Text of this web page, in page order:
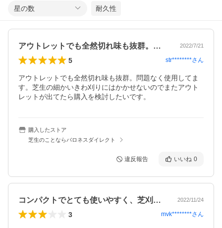
星の数 耐久性
アウトレットでも全然切れ味も抜群。問題… 2022/7/21
5 str********さん
アウトレットでも全然切れ味も抜群。問題なく使用してま
す。芝生の細かいきわ刈りにはかかせないのでまたアウト
レットが出てたら購入を検討したいです。
購入したストア
芝生のことならバロネスダイレクト
違反報告 いいね 0
コンパクトでとても使いやすく、芝刈り機… 2022/11/24
3 mvk********さん